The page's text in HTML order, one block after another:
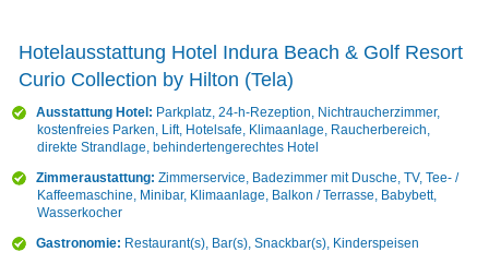
Hotelausstattung Hotel Indura Beach & Golf Resort
Curio Collection by Hilton (Tela)
Ausstattung Hotel: Parkplatz, 24-h-Rezeption, Nichtraucherzimmer,
kostenfreies Parken, Lift, Hotelsafe, Klimaanlage, Raucherbereich,
direkte Strandlage, behindertengerechtes Hotel
Zimmeraustattung: Zimmerservice, Badezimmer mit Dusche, TV, Tee- /
Kaffeemaschine, Minibar, Klimaanlage, Balkon / Terrasse, Babybett,
Wasserkocher
Gastronomie: Restaurant(s), Bar(s), Snackbar(s), Kinderspeisen